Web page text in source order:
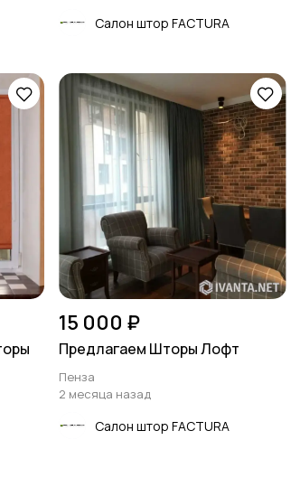
Салон штор FACTURA
15 000 ₽
Предлагаем Шторы Лофт
Пенза
2 месяца назад
Салон штор FACTURA